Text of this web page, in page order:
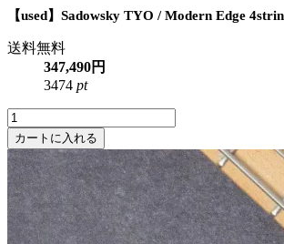
【used】Sadowsky TYO / Modern Edge
送料無料
347,490円
3474 pt
カートに入れる